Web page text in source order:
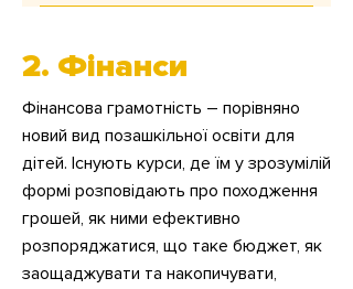
Мета: підтримати щоденне життя
допомоги до 9 місяців підтримки
грн на дитину, 3 тис. грн на особу,
що має інвалідність.
2. Фінанси
Фінансова грамотність – порівняно
новий вид позашкільної освіти для
дітей. Існують курси, де їм у зрозумілій
формі розповідають про походження
грошей, як ними ефективно
розпоряджатися, що таке бюджет, як
заощаджувати та накопичувати,